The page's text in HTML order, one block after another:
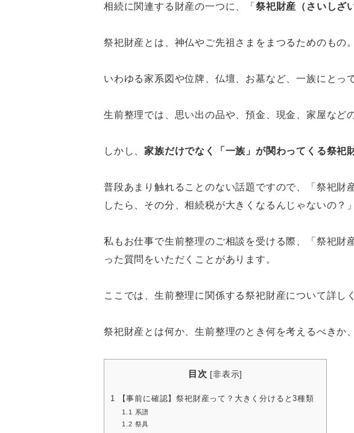
相続に関連する財産の一つに、「 祭祀財産（さいしざ
祭祀財産とは、神仏やご先祖さまをまつるためのもの。
いわゆる家系図や位牌、仏壇、お墓など、一族にとっ
生前整理では、思い出の品や、預金、現金、家屋など
しかし、家族だけでなく「一族」が関わってくる祭祀
普段あまり触れることのない話題ですので、「祭祀
したら、その分、相続税が大きくなるんじゃないの？
私もお仕事で生前整理のご相談を受ける際、「祭祀財
った質問をいただくことがあります。
ここでは、生前整理に関係する祭祀財産について詳し
祭祀財産とは何か、生前整理のとき何を考えるべきか
目次 [非表示]
1 【事前に確認】祭祀財産って？大きく分けると3種類
1.1
系譜
1.2 祭具